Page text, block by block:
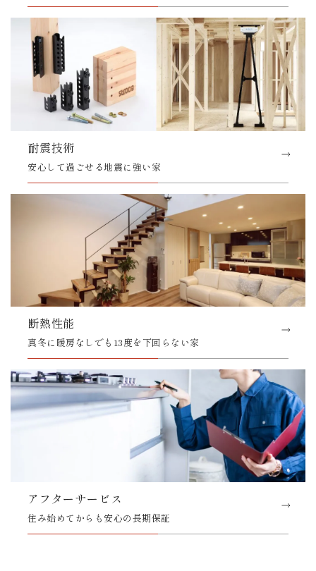
耐震技術
安心して過ごせる地震に強い家
断熱性能
真冬に暖房なしでも13度を下回らない家
アフターサービス
住み始めてからも安心の長期保証